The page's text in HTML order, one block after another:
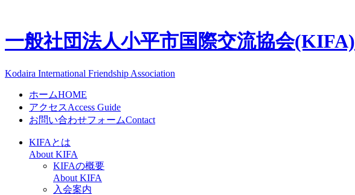
一般社団法人小平市国際交流協会(KIFA)
Kodaira International Friendship Association
ホームHOME
アクセスAccess Guide
お問い合わせフォームContact
KIFAとは
About KIFA
KIFAの概要
About KIFA
入会案内